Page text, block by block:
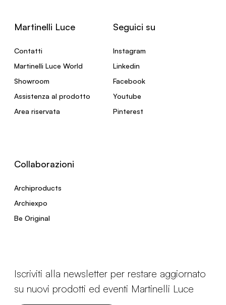
Martinelli Luce
Contatti
Martinelli Luce World
Showroom
Assistenza al prodotto
Area riservata
Seguici su
Instagram
Linkedin
Facebook
Youtube
Pinterest
Collaborazioni
Archiproducts
Archiexpo
Be Original
Iscriviti alla newsletter per restare aggiornato
su nuovi prodotti ed eventi Martinelli Luce